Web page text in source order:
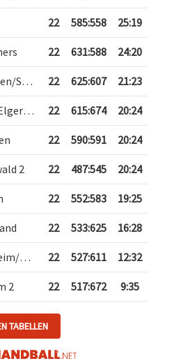
22 585:558 25:19
22 631:588 24:20
SG Baden-Baden/Sandweier 22 625:607 21:23
SG Ohlsbach/Elgersweier/Zunsweier 22 615:674 20:24
22 590:591 20:24
2 22 487:545 20:24
22 552:583 19:25
22 533:625 16:28
HSG Meißenheim/Nonnenweier 22 527:611 12:32
2 22 517:672 9:35
TABELLEN